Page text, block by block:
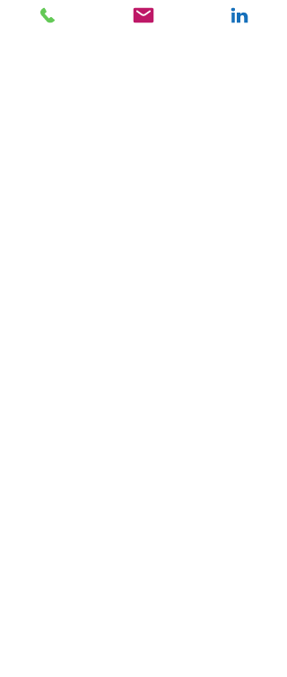
faire par le biais d’un courrier (ou email)